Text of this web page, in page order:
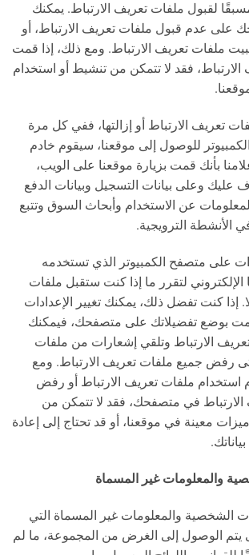
لقبول ملفات تعريف الارتباط. يمكنك
على عدم قبول ملفات تعريف الارتباط، أو
ملفات تعريف الارتباط. ومع ذلك، إذا قمت
فقد لا تتمكن من تنشيط أو استخدام
تعريف الارتباط أو إزالتها، ففي كل مرة
للوصول إلى موقعنا، سيقوم خادم
بأنك قمت بزيارة موقعنا على الويب،
عليك وعلى بيانات التسجيل وبيانات الدفع
عن الاستخدام وأبحاث السوق وتتبع
الأنشطة الترويجية.
على متصفح الكمبيوتر الذي تستخدمه
لتقرر ما إذا كنت ستقبل ملفات
إذا كنت تفضل ذلك، يمكنك تغيير الإعدادات
بوضع تفضيلاتك على متصفحك، فيمكنك
الارتباط وتلقي إشعارات من ملفات
رفض جميع ملفات تعريف الارتباط. ومع
استخدام ملفات تعريف الارتباط أو رفض
في متصفحك، فقد لا تتمكن من
معينة في موقعنا، أو قد تحتاج إلى إعادة
والمعلومات غير المسماة
الشخصية والمعلومات غير المسماة التي
يتم الوصول إلى الغرض من المجموعة، ما لم